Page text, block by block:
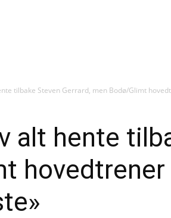
tilbake Steven Gerrard, men Bodø/Glimt
alt hente